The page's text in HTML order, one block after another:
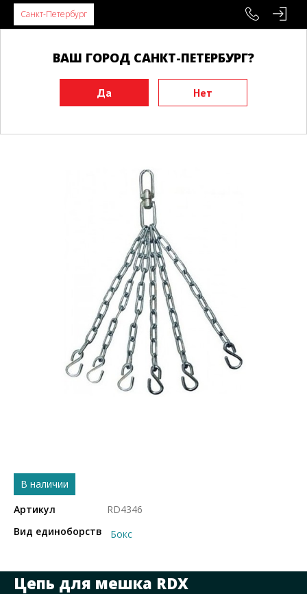
Санкт-Петербург
ВАШ ГОРОД САНКТ-ПЕТЕРБУРГ?
Инвентарь
Груши, мешки
Утяжелители, манекены
Цепь для мешка RDX
В наличии
Артикул
RD4346
Вид единоборств
Бокс
Цепь для мешка RDX